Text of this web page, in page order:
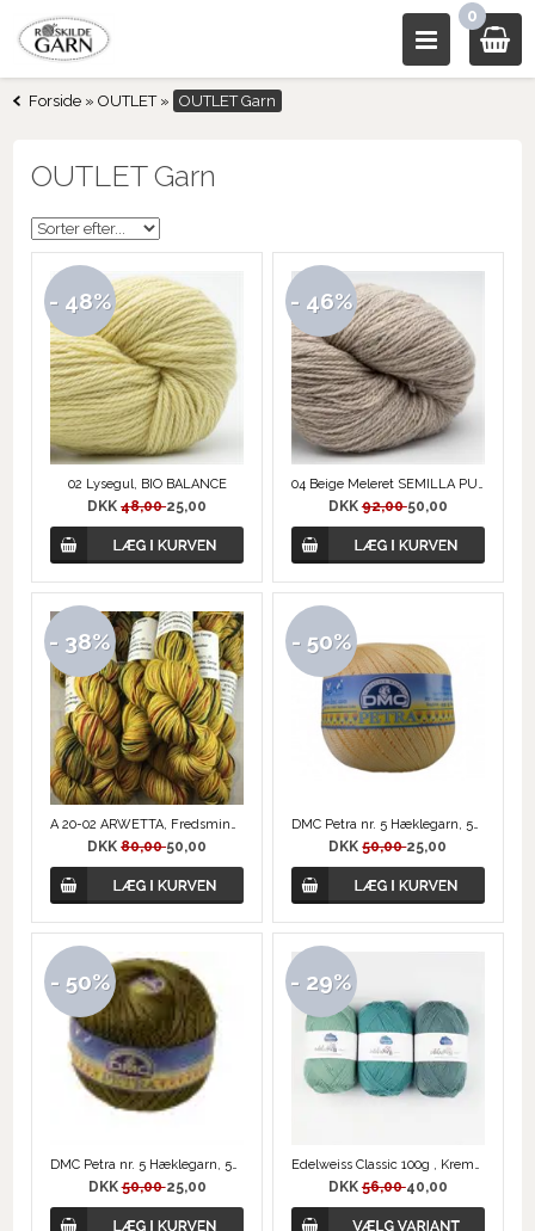
0
Forside »OUTLET» OUTLET Garn
OUTLET Garn
- 48%
02 Lysegul, BIO BALANCE
DKK48,0025,00
- 46%
04 Beige Meleret SEMILLA PURA Øko Uld
DKK92,0050,00
- 38%
A 20-02 ARWETTA, Fredsminde Unika Design
DKK80,0050,00
- 50%
DMC Petra nr. 5 Hæklegarn, 55727 Vanille Gul
DKK50,0025,00
- 50%
DKK50,0025,00
- 29%
DKK56,0040,00